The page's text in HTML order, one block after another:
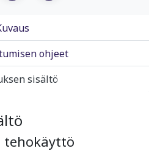
ohjeet
sisältö
tehokäyttö